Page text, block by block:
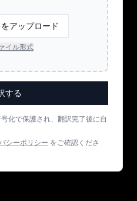
アップロード
イル形式
する
化で保護され、翻訳完了後に自
シーポリシー をご確認くださ